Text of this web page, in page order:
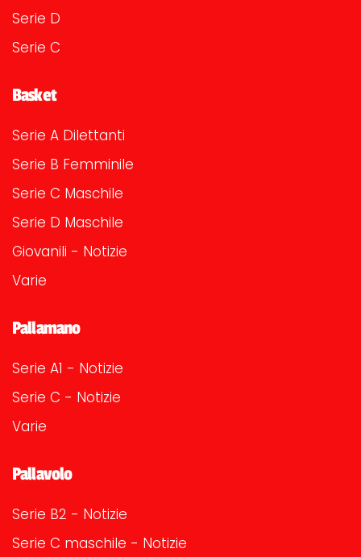
Serie D
Serie C
Basket
Serie A Dilettanti
Serie B Femminile
Serie C Maschile
Serie D Maschile
Giovanili - Notizie
Varie
Pallamano
Serie A1 - Notizie
Serie C - Notizie
Varie
Pallavolo
Serie B2 - Notizie
Serie C maschile - Notizie